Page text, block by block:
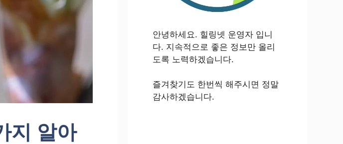
지 알아
안녕하세요. 힐링넷 운영자 입니
다. 지속적으로 좋은 정보만 올리
도록 노력하겠습니다.
즐겨찾기도 한번씩 해주시면 정말
감사하겠습니다.